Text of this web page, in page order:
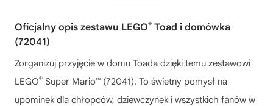
Oficjalny opis zestawu LEGO® Toad i domówka
(72041)
Zorganizuj przyjęcie w domu Toada dzięki temu zestawowi
LEGO® Super Mario™ (72041). To świetny pomysł na
upominek dla chłopców, dziewczynek i wszystkich fanów w